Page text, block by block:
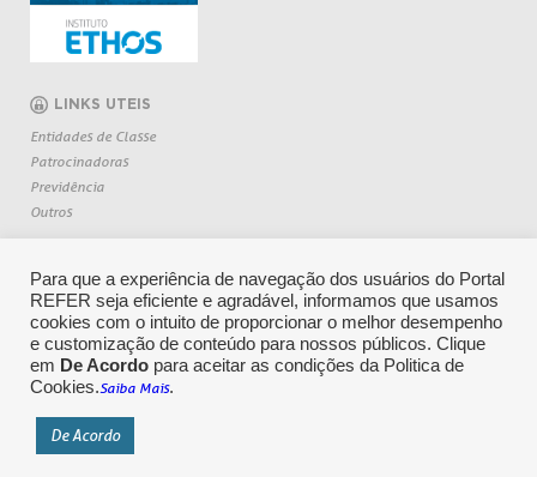
LINKS UTEIS
Entidades de Classe
Patrocinadoras
Previdência
Outros
Copyright 2026 REFER - Todos os direitos reservados
Para que a experiência de navegação dos usuários do Portal
REFER seja eficiente e agradável, informamos que usamos
cookies com o intuito de proporcionar o melhor desempenho
e customização de conteúdo para nossos públicos. Clique
em De Acordo para aceitar as condições da Politica de
Cookies.Saiba Mais.
De Acordo